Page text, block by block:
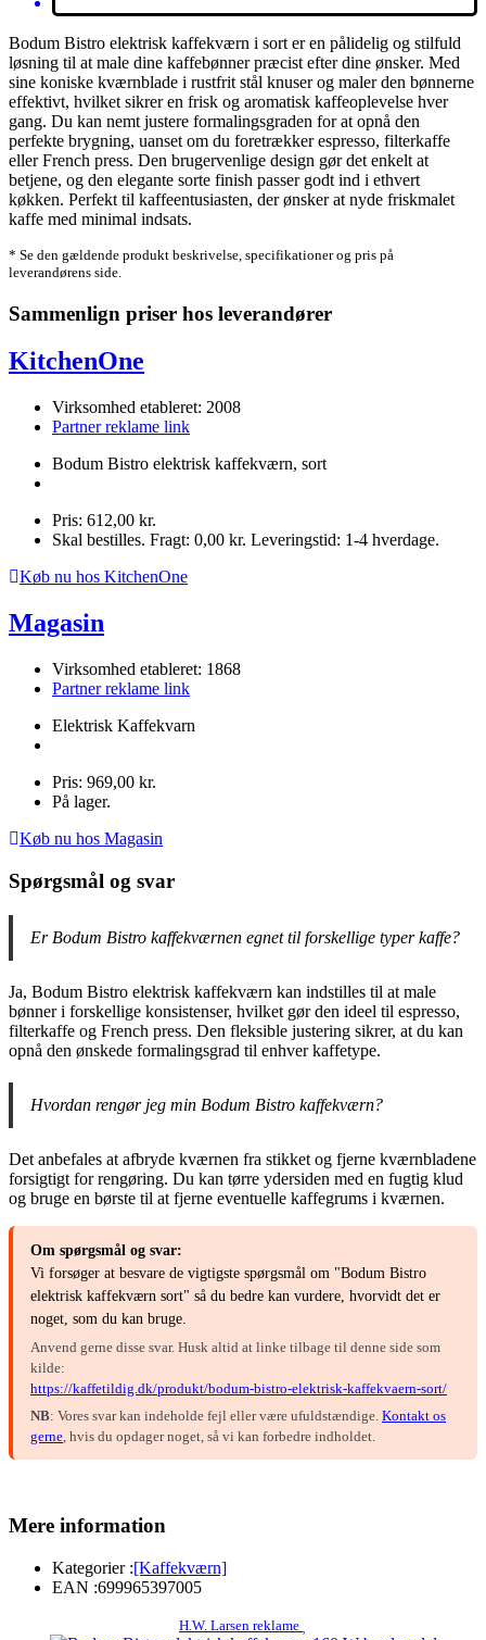
Bodum Bistro elektrisk kaffekværn i sort er en pålidelig og stilfuld
løsning til at male dine kaffebønner præcist efter dine ønsker. Med
sine koniske kværnblade i rustfrit stål knuser og maler den bønnerne
effektivt, hvilket sikrer en frisk og aromatisk kaffeoplevelse hver
gang. Du kan nemt justere formalingsgraden for at opnå den
perfekte brygning, uanset om du foretrækker espresso, filterkaffe
eller French press. Den brugervenlige design gør det enkelt at
betjene, og den elegante sorte finish passer godt ind i ethvert
køkken. Perfekt til kaffeentusiasten, der ønsker at nyde friskmalet
kaffe med minimal indsats.
* Se den gældende produkt beskrivelse, specifikationer og pris på
leverandørens side.
Sammenlign priser hos leverandører
KitchenOne
Virksomhed etableret: 2008
Partner reklame link
Bodum Bistro elektrisk kaffekværn, sort
Pris: 612,00 kr.
Skal bestilles. Fragt: 0,00 kr. Leveringstid: 1-4 hverdage.
Køb nu hos KitchenOne
Magasin
Virksomhed etableret: 1868
Partner reklame link
Elektrisk Kaffekvarn
Pris: 969,00 kr.
På lager.
Køb nu hos Magasin
Spørgsmål og svar
Er Bodum Bistro kaffekværnen egnet til forskellige typer kaffe?
Ja, Bodum Bistro elektrisk kaffekværn kan indstilles til at male
bønner i forskellige konsistenser, hvilket gør den ideel til espresso,
filterkaffe og French press. Den fleksible justering sikrer, at du kan
opnå den ønskede formalingsgrad til enhver kaffetype.
Hvordan rengør jeg min Bodum Bistro kaffekværn?
Det anbefales at afbryde kværnen fra stikket og fjerne kværnbladene
forsigtigt for rengøring. Du kan tørre ydersiden med en fugtig klud
og bruge en børste til at fjerne eventuelle kaffegrums i kværnen.
Om spørgsmål og svar:
Vi forsøger at besvare de vigtigste spørgsmål om "Bodum Bistro
elektrisk kaffekværn sort" så du bedre kan vurdere, hvorvidt det er
noget, som du kan bruge.
Anvend gerne disse svar. Husk altid at linke tilbage til denne side som
kilde:
https://kaffetildig.dk/produkt/bodum-bistro-elektrisk-kaffekvaern-sort/
NB: Vores svar kan indeholde fejl eller være ufuldstændige. Kontakt os
gerne , hvis du opdager noget, så vi kan forbedre indholdet.
Mere information
Kategorier :[Kaffekværn]
EAN :699965397005
H.W. Larsen reklame